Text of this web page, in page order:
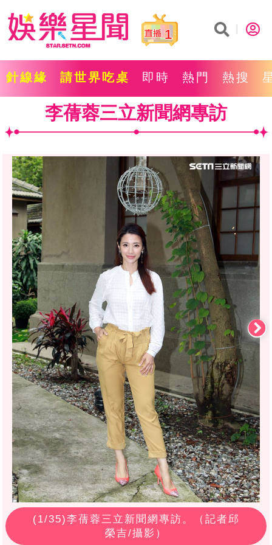
1
針線緣 請世界吃桌 即時 熱門 熱搜
李蒨蓉三立新聞網專訪
(1/35)李蒨蓉三立新聞網專訪。（記者邱
榮吉/攝影）